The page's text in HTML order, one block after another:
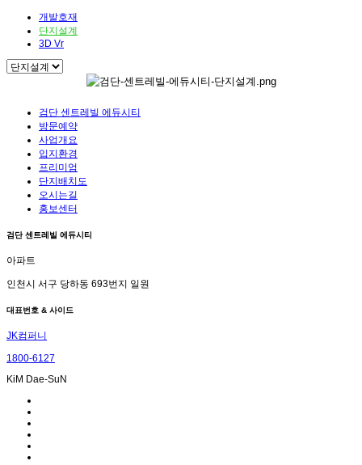
개발호재
단지설계
3D Vr
검단 센트레빌 에듀시티
방문예약
사업개요
입지환경
프리미엄
단지배치도
오시는길
홍보센터
검단 센트레빌 에듀시티
아파트
인천시 서구 당하동 693번지 일원
대표번호 & 사이드
JK컴퍼니
1800-6127
KiM Dae-SuN